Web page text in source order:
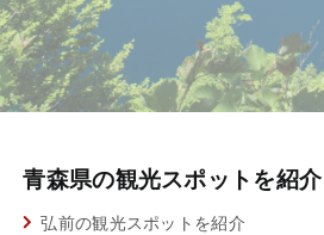
青森県の観光スポットを紹介
弘前の観光スポットを紹介